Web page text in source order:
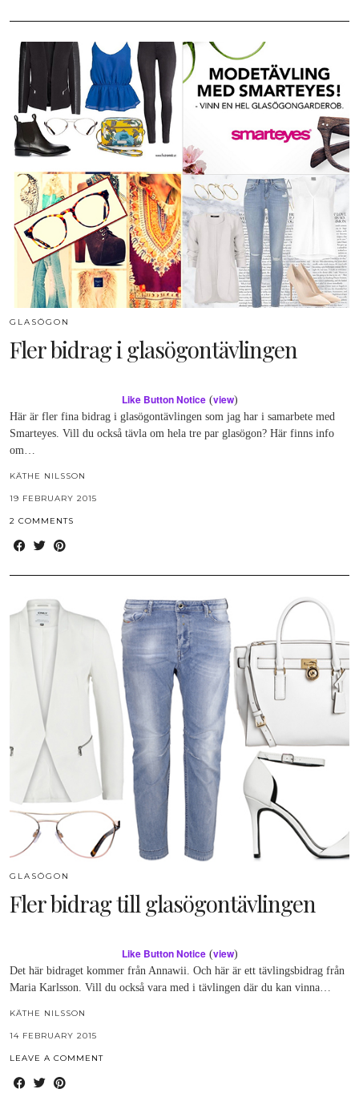
GLASÖGON
Fler bidrag i glasögontävlingen
Like Button Notice(view)
Här är fler fina bidrag i glasögontävlingen som jag har i samarbete med
Smarteyes. Vill du också tävla om hela tre par glasögon? Här finns info
om…
KÄTHE NILSSON
19 FEBRUARY 2015
2 COMMENTS
GLASÖGON
Fler bidrag till glasögontävlingen
Like Button Notice(view)
Det här bidraget kommer från Annawii. Och här är ett tävlingsbidrag från
Maria Karlsson. Vill du också vara med i tävlingen där du kan vinna…
KÄTHE NILSSON
14 FEBRUARY 2015
LEAVE A COMMENT